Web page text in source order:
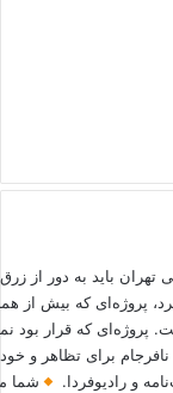
تهران باید به دور از
پروژه‌ای که بیش از
پروژه‌ای که قرار بود
نافرجام برای تظاهر و
و رادیوفردا.
شما